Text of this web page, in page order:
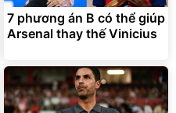
7 phương án B có thể giúp
Arsenal thay thế Vinicius